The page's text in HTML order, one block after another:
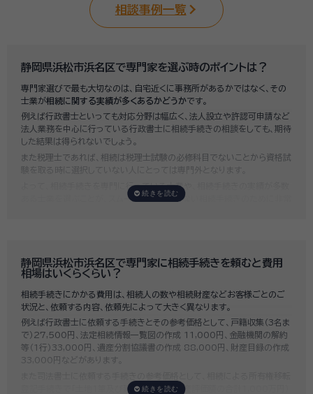
相談事例一覧
静岡県浜松市浜名区で専門家を選ぶ時のポイントは？
専門家選びで最も大切なのは、自宅近くに事務所があるかではなく、その
士業が相続に関する実績が多くあるかどうかです。
例えば行政書士といっても対応分野は幅広く、法人設立や許認可申請など
法人業務を中心に行っている行政書士に相続手続きの相談をしても、期待
した結果は得られないでしょう。
また税理士であれば、相続は税理士試験の必修科目でないことから資格試
験を取る時に選択していない人にとっては専門外となります。
よって、相続手続きを専門に行っている士業や、相続手続きの実績が多数
ある士業を選ぶことが、スムーズで間違いのない相続手続きのために非常
静岡県浜松市浜名区で専門家に相続手続きを頼むと費用
相場はいくらくらい？
相続手続きにかかる費用は、相続人の数や相続財産などお客様ごとのご
状況と、依頼する内容、依頼先によって大きく異なります。
例えば行政書士に依頼する手続きとその参考価格として、戸籍収集（3名ま
で）27,500円、法定相続情報一覧図の作成 11,000円、金融機関の解約
等（1行）33,000円、遺産分割協議書の作成 88,000円、財産目録の作成
33,000円などがあります。
登記手続きで「土地1筆及び建物1棟（固定資産評価額の合計1,000万円）